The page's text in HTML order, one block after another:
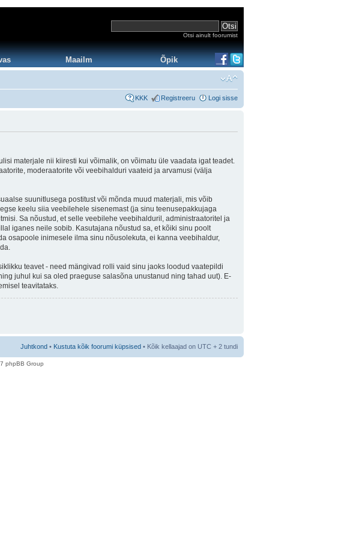
Otsi ainult foorumist
Maailm Õpik
KKK Registreeru Logi sisse
materjale nii kiiresti kui võimalik, on võimatu üle vaadata igat teadet.
moderaatorite või veebihalduri vaateid ja arvamusi (välja
suunitlusega postitust või mõnda muud materjali, mis võib
keelu siia veebilehele sisenemast (ja sinu teenusepakkujaga
Sa nõustud, et selle veebilehe veebihalduril, administraatoritel ja
iganes neile sobib. Kasutajana nõustud sa, et kõiki sinu poolt
osapoole inimesele ilma sinu nõusolekuta, ei kanna veebihaldur,
teavet - need mängivad rolli vaid sinu jaoks loodud vaatepildi
juhul kui sa oled praeguse salasõna unustanud ning tahad uut). E-
teavitataks.
Juhtkond • Kustuta kõik foorumi küpsised • Kõik kellaajad on UTC + 2 tundi
phpBB Group